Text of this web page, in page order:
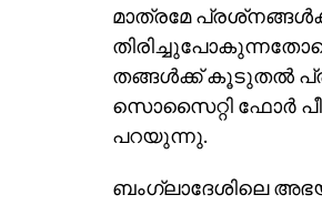
മാത്രമേ
തങ്ങള്‍ക്ക് കൂടുതല്‍
സൊസൈറ്റി ഫോര്‍
പറയുന്നു.
ബംഗ്ലാദേശിലെ